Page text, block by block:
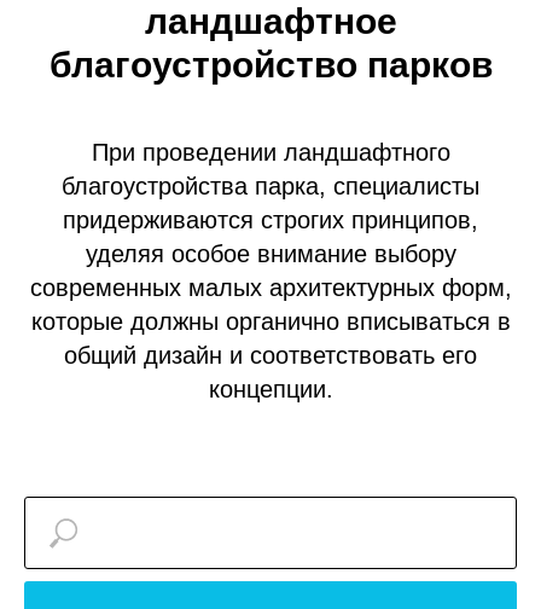
ландшафтное
благоустройство парков
При проведении ландшафтного
благоустройства парка, специалисты
придерживаются строгих принципов,
уделяя особое внимание выбору
современных малых архитектурных форм,
которые должны органично вписываться в
общий дизайн и соответствовать его
концепции.